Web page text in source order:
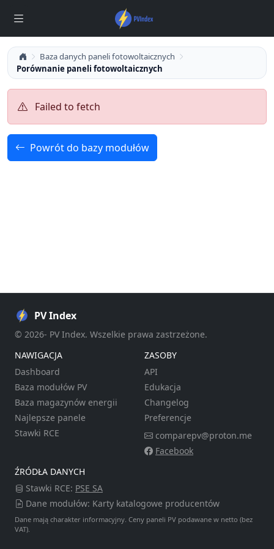
Baza danych paneli fotowoltaicznych
Porównanie paneli fotowoltaicznych
Failed to fetch
Powrót do bazy modułów
PV Index
© 2026- PV Index. Wszelkie prawa zastrzeżone.
NAWIGACJA
Dashboard
Baza modułów PV
Baza magazynów energii
Najlepsze panele
Stawki RCE
ZASOBY
API
Edukacja
Changelog
Preferencje
comparepv@proton.me
Facebook
ŹRÓDŁA DANYCH
Stawki RCE: PSE SA
Dane modułów: Karty katalogowe producentów
Dane mają charakter informacyjny. Ceny paneli PV podawane w netto (bez
VAT).